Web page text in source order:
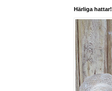
Härliga hattar!